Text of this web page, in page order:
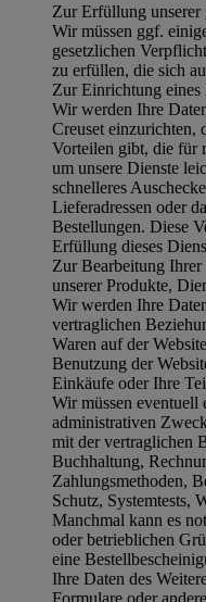
Zur Erfüllung unserer
Wir müssen ggf.
gesetzlichen
zu erfüllen, die sich
Zur Einrichtung
Wir werden Ihre
Creuset einzurichten,
Vorteilen gibt, die für
um unsere Dienste
schnelleres
Lieferadressen oder
Bestellungen. Diese
Erfüllung dieses
Zur Bearbeitung
unserer Produkte,
Wir werden Ihre
vertraglichen
Waren auf der
Benutzung der
Einkäufe oder Ihre
Wir müssen eventuell
administrativen
mit der vertraglichen
Buchhaltung,
Zahlungsmethoden,
Schutz, Systemtests,
Manchmal kann es
oder betrieblichen
eine
Ihre Daten des
Formulare oder